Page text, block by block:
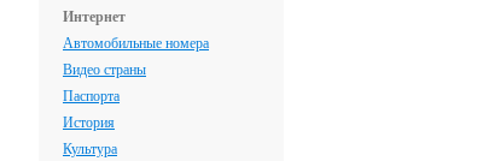
Интернет
Автомобильные номера
Видео страны
Паспорта
История
Культура